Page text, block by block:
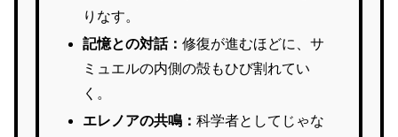
りなす。
記憶との対話：修復が進むほどに、サ
ミュエルの内側の殻もひび割れてい
く。
エレノアの共鳴：科学者としてじゃな